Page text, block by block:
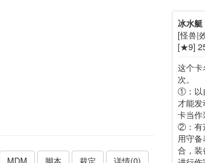
冰水
[怪兽|
[★9]
这个
次。
①：以
才能
卡当作
②：有
用守
合，装